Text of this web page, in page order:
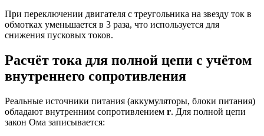
При переключении двигателя с треугольника на звезду ток в
обмотках уменьшается в 3 раза, что используется для
снижения пусковых токов.
Расчёт тока для полной цепи с учётом
внутреннего сопротивления
Реальные источники питания (аккумуляторы, блоки питания)
обладают внутренним сопротивлением r. Для полной цепи
закон Ома записывается: